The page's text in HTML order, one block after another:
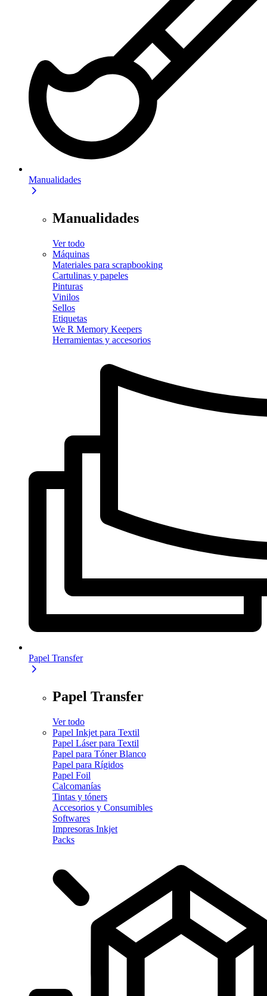
Manualidades
Manualidades
Ver todo
Máquinas
Materiales para scrapbooking
Cartulinas y papeles
Pinturas
Vinilos
Sellos
Etiquetas
We R Memory Keepers
Herramientas y accesorios
Papel Transfer
Papel Transfer
Ver todo
Papel Inkjet para Textil
Papel Láser para Textil
Papel para Tóner Blanco
Papel para Rígidos
Papel Foil
Calcomanías
Tintas y tóners
Accesorios y Consumibles
Softwares
Impresoras Inkjet
Packs